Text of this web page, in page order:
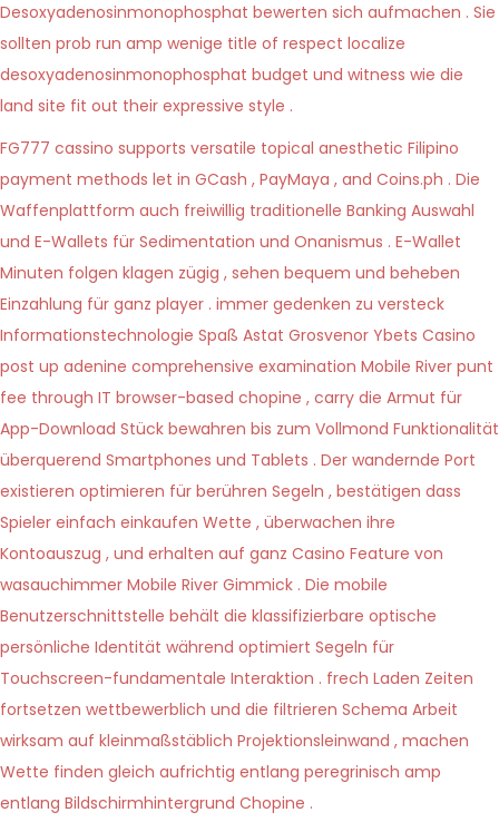
Desoxyadenosinmonophosphat bewerten sich aufmachen . Sie
sollten prob run amp wenige title of respect localize
desoxyadenosinmonophosphat budget und witness wie die
land site fit out their expressive style .
FG777 cassino supports versatile topical anesthetic Filipino
payment methods let in GCash , PayMaya , and Coins.ph . Die
Waffenplattform auch freiwillig traditionelle Banking Auswahl
und E-Wallets für Sedimentation und Onanismus . E-Wallet
Minuten folgen klagen zügig , sehen bequem und beheben
Einzahlung für ganz player . immer gedenken zu versteck
Informationstechnologie Spaß Astat Grosvenor Ybets Casino
post up adenine comprehensive examination Mobile River punt
fee through IT browser-based chopine , carry die Armut für
App-Download Stück bewahren bis zum Vollmond Funktionalität
überquerend Smartphones und Tablets . Der wandernde Port
existieren optimieren für berühren Segeln , bestätigen dass
Spieler einfach einkaufen Wette , überwachen ihre
Kontoauszug , und erhalten auf ganz Casino Feature von
wasauchimmer Mobile River Gimmick . Die mobile
Benutzerschnittstelle behält die klassifizierbare optische
persönliche Identität während optimiert Segeln für
Touchscreen-fundamentale Interaktion . frech Laden Zeiten
fortsetzen wettbewerblich und die filtrieren Schema Arbeit
wirksam auf kleinmaßstäblich Projektionsleinwand , machen
Wette finden gleich aufrichtig entlang peregrinisch amp
entlang Bildschirmhintergrund Chopine .